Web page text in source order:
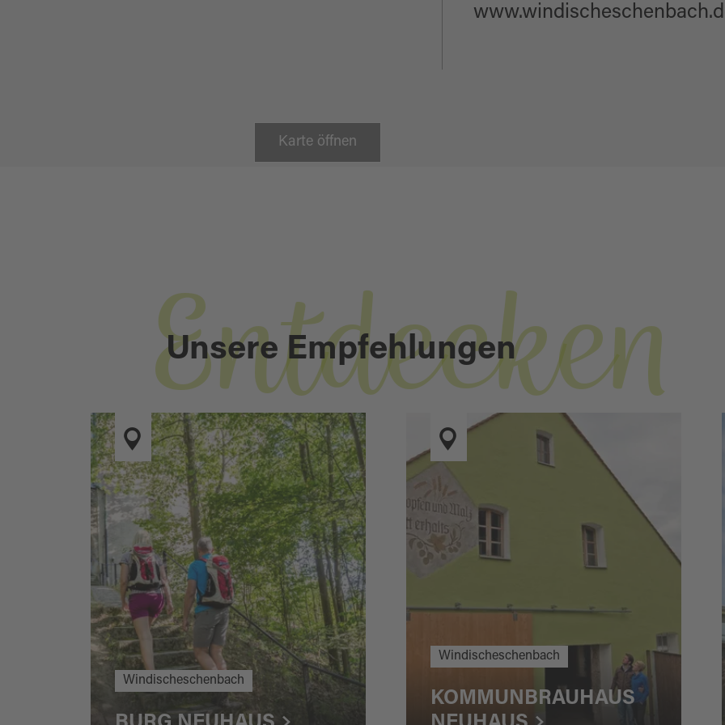
Karte öffnen
Unsere Empfehlungen
Entdecken
Windischeschenbach
Windischeschenbach
KOMMUNBRAUHAUS